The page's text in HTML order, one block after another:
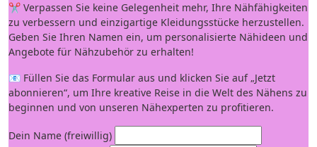
✂️ Verpassen Sie keine Gelegenheit mehr, Ihre Nähfähigkeiten
zu verbessern und einzigartige Kleidungsstücke herzustellen.
Geben Sie Ihren Namen ein, um personalisierte Nähideen und
Angebote für Nähzubehör zu erhalten!
📧 Füllen Sie das Formular aus und klicken Sie auf „Jetzt
abonnieren“, um Ihre kreative Reise in die Welt des Nähens zu
beginnen und von unseren Nähexperten zu profitieren.
Dein Name (freiwillig)